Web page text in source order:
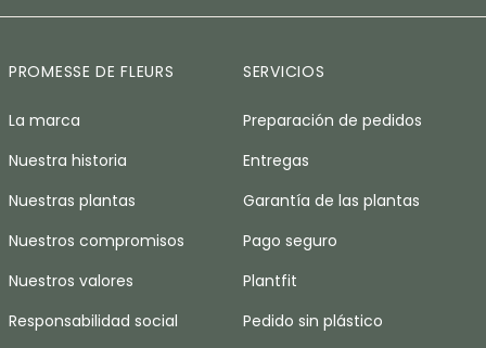
PROMESSE DE FLEURS
La marca
Nuestra historia
Nuestras plantas
Nuestros compromisos
Nuestros valores
Responsabilidad social
SERVICIOS
Preparación de pedidos
Entregas
Garantía de las plantas
Pago seguro
Plantfit
Pedido sin plástico